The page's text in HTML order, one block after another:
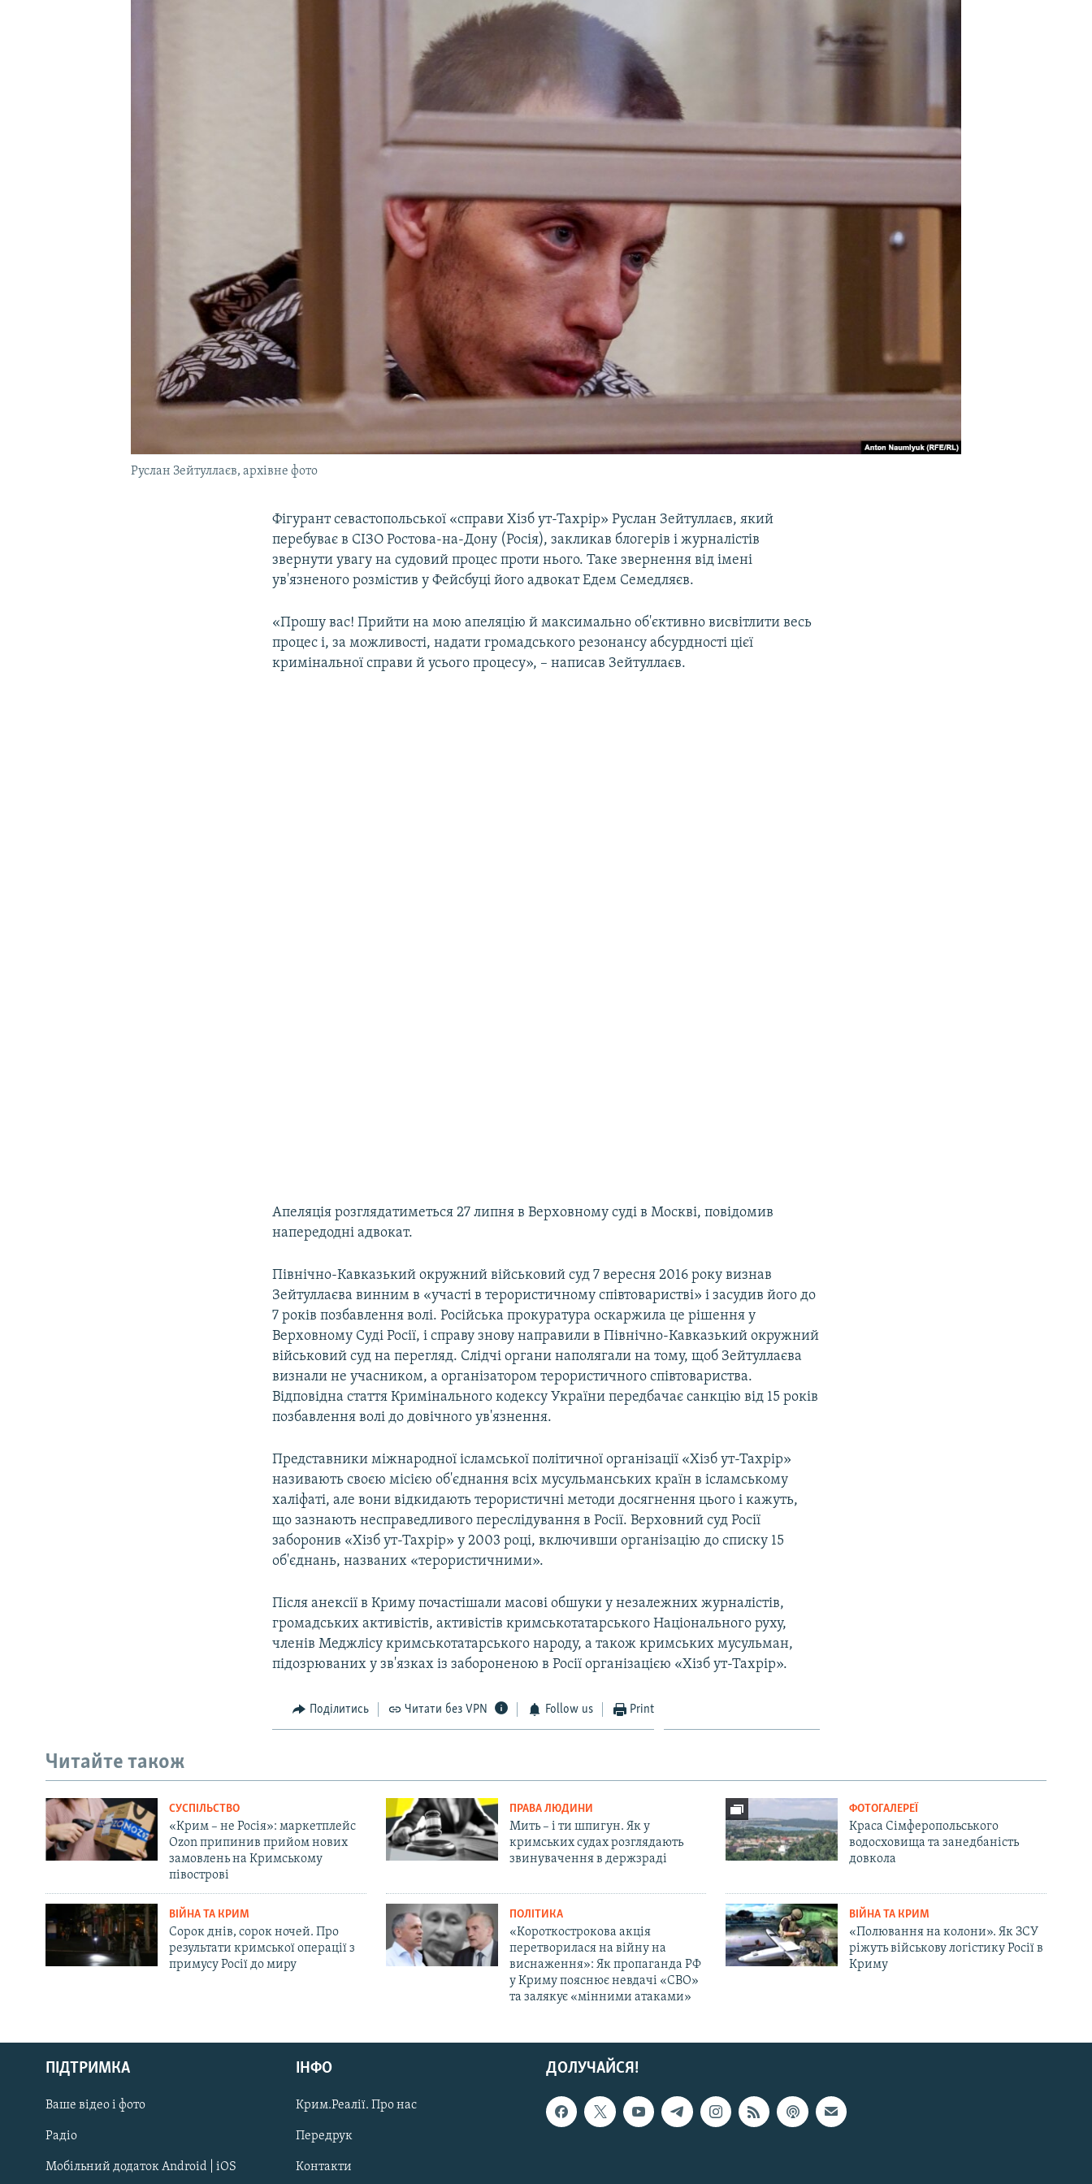
Русский
Qırımtatar
ДОЛУЧАЙСЯ!
Руслан Зейтуллаєв, архівне фото
Фігурант севастопольської «справи Хізб ут-Тахрір» Руслан Зейтуллаєв, який
перебуває в СІЗО Ростова-на-Дону (Росія), закликав блогерів і журналістів
звернути увагу на судовий процес проти нього. Таке звернення від імені
ув'язненого розмістив у Фейсбуці його адвокат Едем Семедляєв.
«Прошу вас! Прийти на мою апеляцію й максимально об'єктивно висвітлити весь
процес і, за можливості, надати громадського резонансу абсурдності цієї
кримінальної справи й усього процесу», – написав Зейтуллаєв.
Апеляція розглядатиметься 27 липня в Верховному суді в Москві, повідомив
напередодні адвокат.
Північно-Кавказький окружний військовий суд 7 вересня 2016 року визнав
Зейтуллаєва винним в «участі в терористичному співтоваристві» і засудив його до
7 років позбавлення волі. Російська прокуратура оскаржила це рішення у
Верховному Суді Росії, і справу знову направили в Північно-Кавказький окружний
військовий суд на перегляд. Слідчі органи наполягали на тому, щоб Зейтуллаєва
визнали не учасником, а організатором терористичного співтовариства.
Відповідна стаття Кримінального кодексу України передбачає санкцію від 15 років
позбавлення волі до довічного ув'язнення.
Представники міжнародної ісламської політичної організації «Хізб ут-Тахрір»
називають своєю місією об'єднання всіх мусульманських країн в ісламському
халіфаті, але вони відкидають терористичні методи досягнення цього і кажуть,
що зазнають несправедливого переслідування в Росії. Верховний суд Росії
заборонив «Хізб ут-Тахрір» у 2003 році, включивши організацію до списку 15
об'єднань, названих «терористичними».
Після анексії в Криму почастішали масові обшуки у незалежних журналістів,
громадських активістів, активістів кримськотатарського Національного руху,
членів Меджлісу кримськотатарського народу, а також кримських мусульман,
підозрюваних у зв'язках із забороненою в Росії організацією «Хізб ут-Тахрір».
Поділитись Читати без VPN Follow us Print
Читайте також
СУСПІЛЬСТВО
«Крим – не Росія»: маркетплейс
Ozon припинив прийом нових
замовлень на Кримському
півострові
ПРАВА ЛЮДИНИ
Мить – і ти шпигун. Як у
кримських судах розглядають
звинувачення в держзраді
ФОТОГАЛЕРЕЇ
Краса Сімферопольського
водосховища та занедбаність
довкола
ВІЙНА ТА КРИМ
Сорок днів, сорок ночей. Про
результати кримської операції з
примусу Росії до миру
ПОЛІТИКА
«Короткострокова акція
перетворилася на війну на
виснаження»: Як пропаганда РФ
у Криму пояснює невдачі «СВО»
та залякує «мінними атаками»
ВІЙНА ТА КРИМ
«Полювання на колони». Як ЗСУ
ріжуть військову логістику Росії в
Криму
ДОЛУЧАЙСЯ!
ПІДТРИМКА
Ваше відео і фото
Радіо
Мобільний додаток Android | iOS
ІНФО
Крим.Реалії. Про нас
Передрук
Контакти